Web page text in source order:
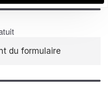
du formulaire